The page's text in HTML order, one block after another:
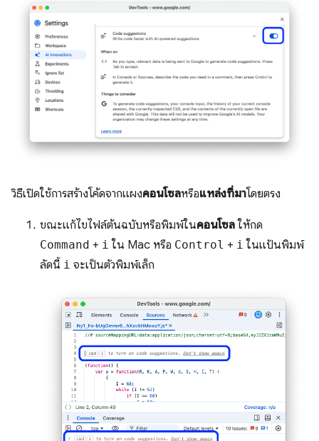
วิธีเปิดใช้การสร้างโค้ดจากแผงคอนโซลหรือแหล่งที่มาโดยตรง
ขณะแก้ไขไฟล์ต้นฉบับหรือพิมพ์ในคอนโซล ให้กด
Command + i ใน Mac หรือ Control + i ในแป้นพิมพ์
ลัดนี้ i จะเป็นตัวพิมพ์เล็ก